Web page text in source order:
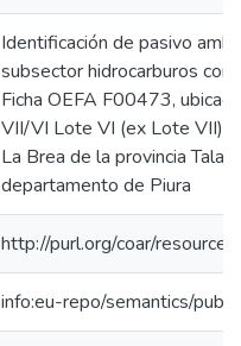
Identificación de pasivo
subsector hidrocarburos con
Ficha OEFA F00473,
VII/VI Lote VI (ex Lote VII)
La Brea de la provincia
departamento de Piura
http://purl.org/coar/
info:eu-repo/semantics/